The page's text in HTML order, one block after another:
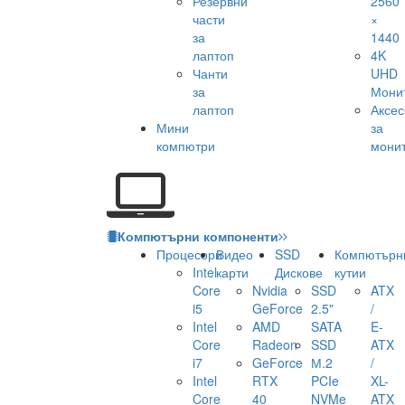
части
за
лаптоп
Чанти
за
лаптоп
Мини
компютри
×
1440
4K
UHD
за
Компютърни компоненти
Процесори
Intel
Core
i5
Intel
Core
i7
Intel
Core
Видео
карти
Nvidia
GeForce
AMD
Radeon
GeForce
RTX
40
SSD
Дискове
SSD
2.5"
SATA
SSD
М.2
PCIe
NVMe
кутии
ATX
/
E-
ATX
/
XL-
ATX